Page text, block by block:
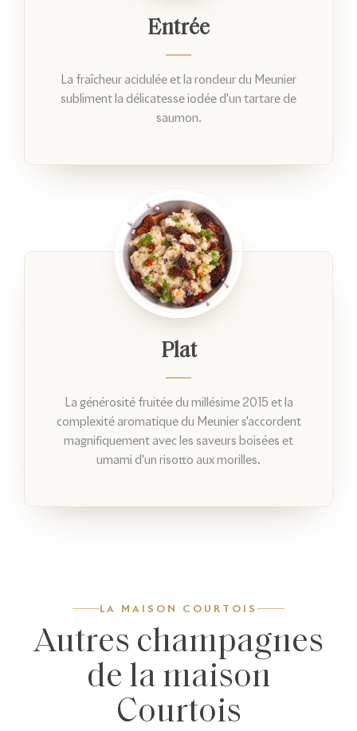
Entrée
La fraîcheur acidulée et la rondeur du Meunier
subliment la délicatesse iodée d'un tartare de
saumon.
Plat
La générosité fruitée du millésime 2015 et la
complexité aromatique du Meunier s'accordent
magnifiquement avec les saveurs boisées et
umami d'un risotto aux morilles.
LA MAISON COURTOIS
Autres champagnes
de la maison
Courtois